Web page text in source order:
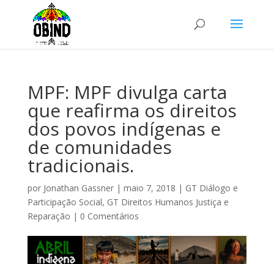
MPF: MPF divulga carta
que reafirma os direitos
dos povos indígenas e
de comunidades
tradicionais.
por Jonathan Gassner| maio 7, 2018 | GT Diálogo e
Participação Social, GT Direitos Humanos Justiça e
Reparação | 0 Comentários